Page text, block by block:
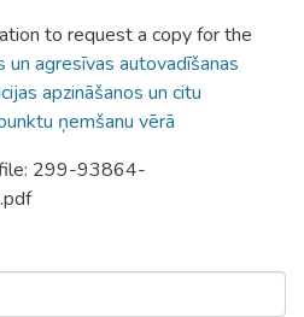
to request a copy for the
un agresīvas autovadīšanas
apzināšanos un citu
ņemšanu vērā
299-93864-